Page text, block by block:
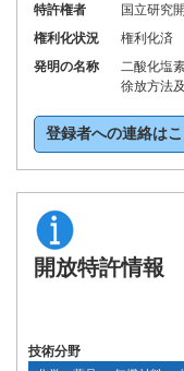
特許権者
国立研究
権利化状況
権利化済
発明の名称
二酸化塩
徐放方法
登録者への連絡は
開放特許情報
技術分野